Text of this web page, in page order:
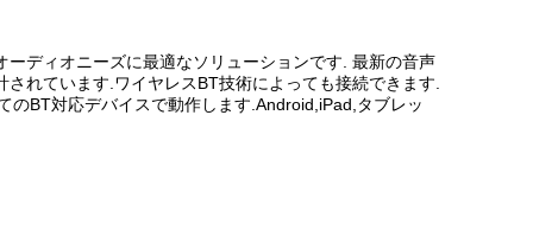
ディオニーズに最適なソリューションです. 最新の音声
れています.ワイヤレスBT技術によっても接続できます.
のBT対応デバイスで動作します.Android,iPad,タブレッ